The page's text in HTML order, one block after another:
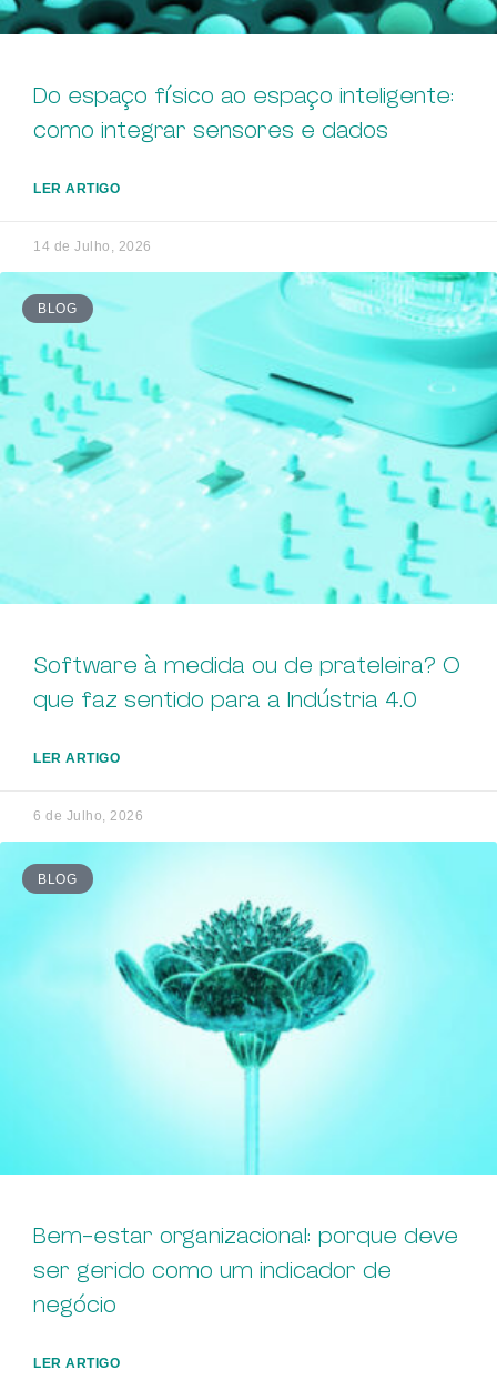
Do espaço físico ao espaço inteligente:
como integrar sensores e dados
LER ARTIGO
14 de Julho, 2026
BLOG
Software à medida ou de prateleira? O
que faz sentido para a Indústria 4.0
LER ARTIGO
6 de Julho, 2026
BLOG
Bem-estar organizacional: porque deve
ser gerido como um indicador de
negócio
LER ARTIGO